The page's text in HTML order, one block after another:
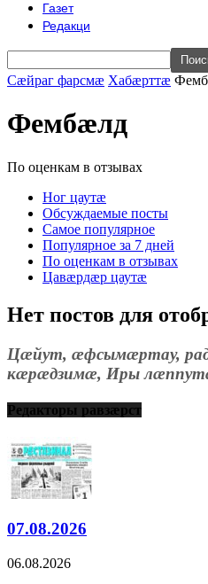
Газет
Редакци
Сæйраг фарсмæ Хабæрттæ
Фембæлд
По оценкам в отзывах
Ног цаутæ
Обсуждаемые посты
Самое популярное
Популярное за 7 дней
По оценкам в отзывах
Цавæрдæр цаутæ
Нет постов для
Цæйут, æфсымæртау,
кæрæдзимæ, Иры
Редакторы равзæрст
07.08.2026
06.08.2026